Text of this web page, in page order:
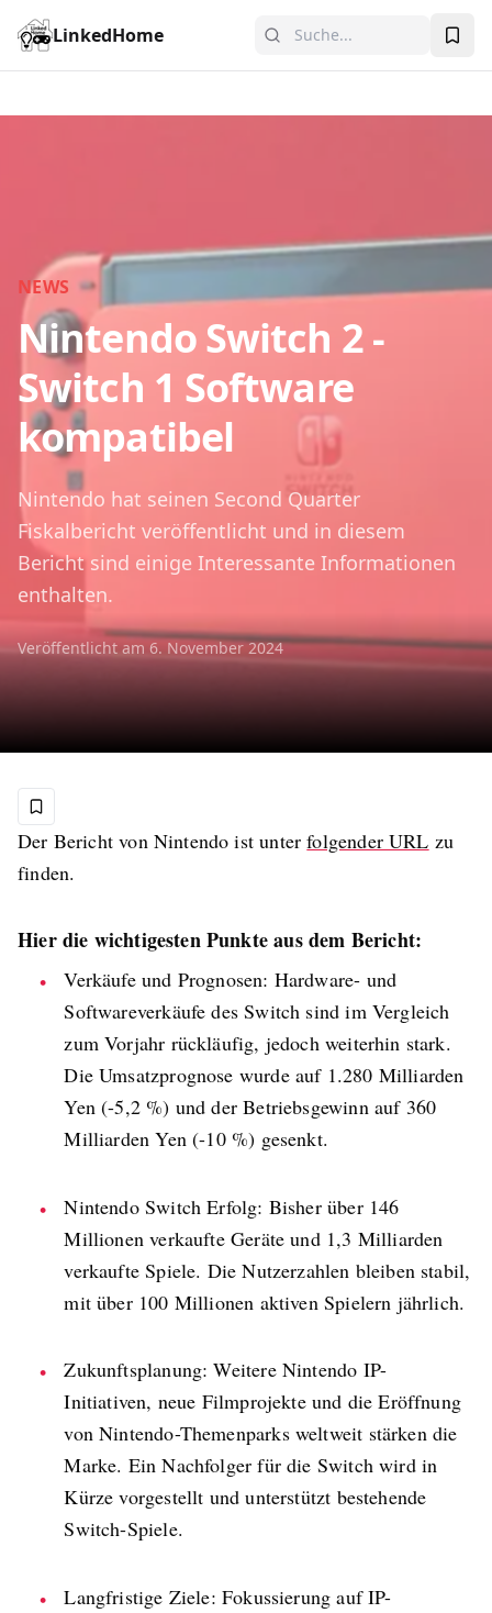
LinkedHome
NEWS
Nintendo Switch 2 -
Switch 1 Software
kompatibel
Nintendo hat seinen Second Quarter
Fiskalbericht veröffentlicht und in diesem
Bericht sind einige Interessante Informationen
enthalten.
Veröffentlicht am 6. November 2024
Der Bericht von Nintendo ist unterfolgender URL zu
finden.
Hier die wichtigesten Punkte aus dem Bericht:
Verkäufe und Prognosen: Hardware- und
Softwareverkäufe des Switch sind im Vergleich
zum Vorjahr rückläufig, jedoch weiterhin stark.
Die Umsatzprognose wurde auf 1.280 Milliarden
Yen (-5,2 %) und der Betriebsgewinn auf 360
Milliarden Yen (-10 %) gesenkt.
Nintendo Switch Erfolg: Bisher über 146
Millionen verkaufte Geräte und 1,3 Milliarden
verkaufte Spiele. Die Nutzerzahlen bleiben stabil,
mit über 100 Millionen aktiven Spielern jährlich.
Zukunftsplanung: Weitere Nintendo IP-
Initiativen, neue Filmprojekte und die Eröffnung
von Nintendo-Themenparks weltweit stärken die
Marke. Ein Nachfolger für die Switch wird in
Kürze vorgestellt und unterstützt bestehende
Switch-Spiele.
Langfristige Ziele: Fokussierung auf IP-